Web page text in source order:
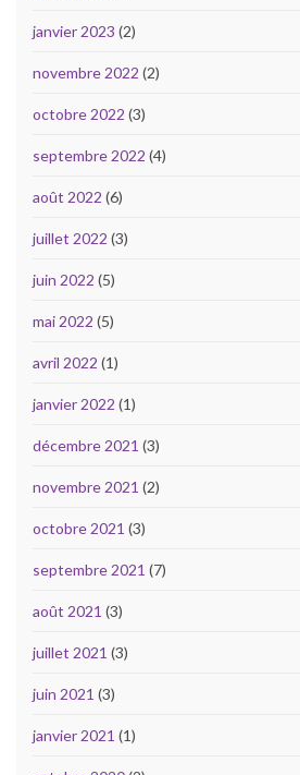
janvier 2023 (2)
novembre 2022 (2)
octobre 2022 (3)
septembre 2022 (4)
août 2022 (6)
juillet 2022 (3)
juin 2022 (5)
mai 2022 (5)
avril 2022 (1)
janvier 2022 (1)
décembre 2021 (3)
novembre 2021 (2)
octobre 2021 (3)
septembre 2021 (7)
août 2021 (3)
juillet 2021 (3)
juin 2021 (3)
janvier 2021 (1)